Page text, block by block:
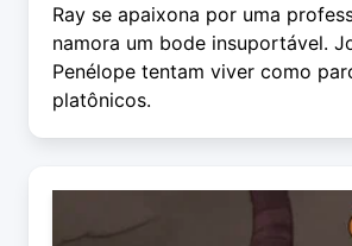
Ray se apaixona por uma
namora um bode insuportável.
Penélope tentam viver como
platônicos.